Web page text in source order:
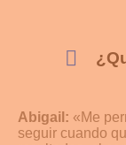
Abigail: «Me
seguir cuando